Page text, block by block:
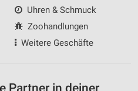
Uhren & Schmuck
Zoohandlungen
Weitere Geschäfte